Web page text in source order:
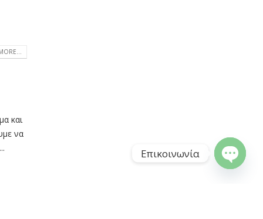
και
να
Επικοινωνία